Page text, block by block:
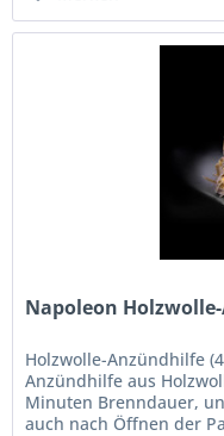
Napoleon
Holzwolle-Anzündhilfe
Anzündhilfe aus
Minuten Brenndauer,
auch nach Öffnen der